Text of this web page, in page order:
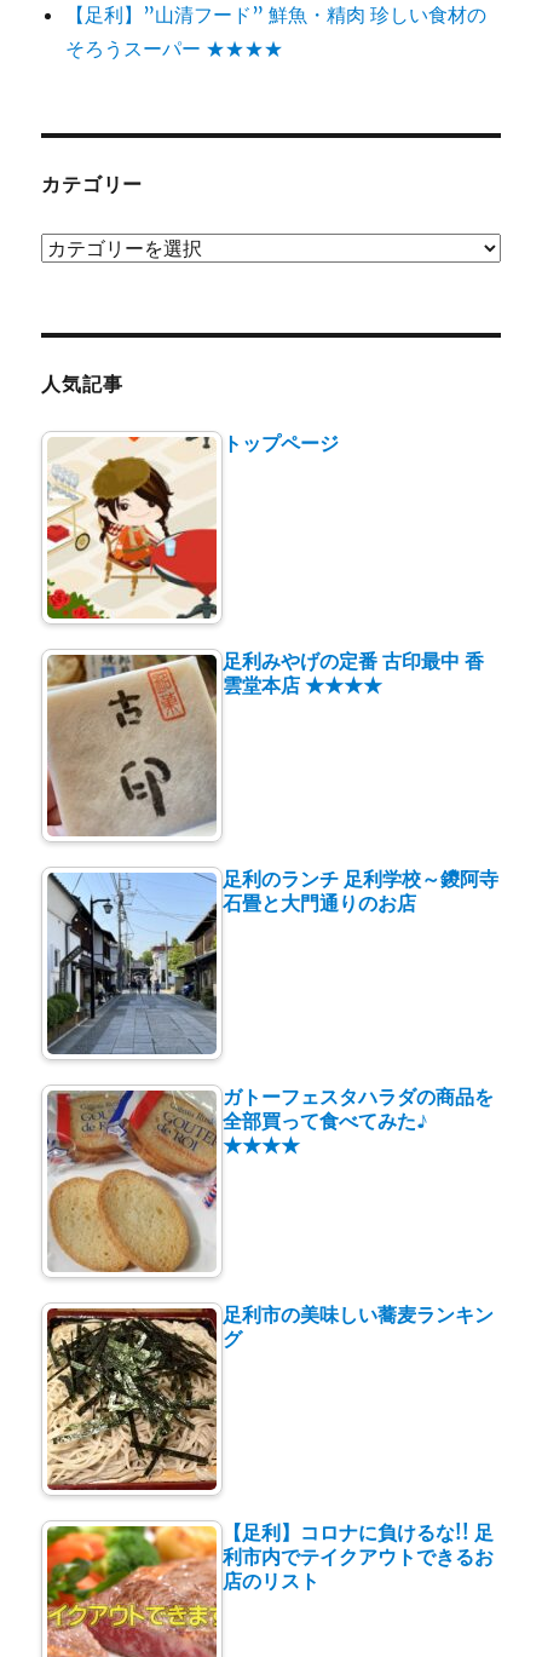
【足利】”山清フード” 鮮魚・精肉 珍しい食材の
そろうスーパー ★★★★
カテゴリー
カ
ー
人気記事
トップページ
足利みやげの定番 古印最中 香
雲堂本店 ★★★★
足利のランチ 足利学校～鑁阿寺
石畳と大門通りのお店
ガトーフェスタハラダの商品を
全部買って食べてみた♪
★★★★
足利市の美味しい蕎麦ランキン
グ
【足利】コロナに負けるな!! 足
利市内でテイクアウトできるお
店のリスト